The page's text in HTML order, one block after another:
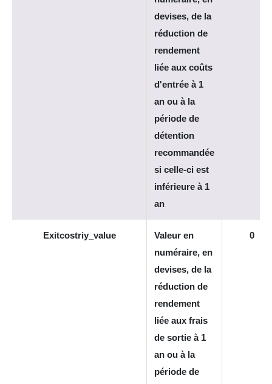
devises, de la
réduction de
rendement
liée aux coûts
d'entrée à 1
an ou à la
période de
détention
recommandée
si celle-ci est
inférieure à 1
an
Exitcostriy_value
Valeur en
numéraire, en
devises, de la
réduction de
rendement
liée aux frais
de sortie à 1
an ou à la
période de
0